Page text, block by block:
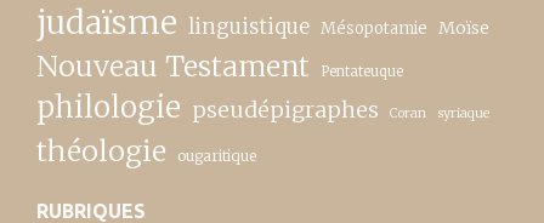
judaïsme linguistique Mésopotamie Moïse
Nouveau Testament Pentateuque
philologie pseudépigraphes Coran syriaque
théologie ougaritique
RUBRIQUES